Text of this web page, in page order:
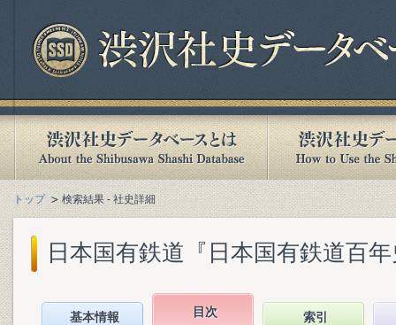
トップ 検索結果 - 社史詳細
日本国有鉄道『日本国有鉄道百
基本情報 目次 索引